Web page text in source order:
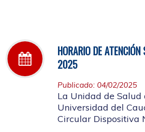
HORARIO DE
2025
Publicado: 04/02/2025
La Unidad de Salud
Universidad del
Circular Dispositiva